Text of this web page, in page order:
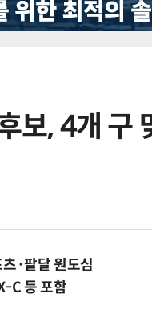
보, 4개
·팔달 원도심
C 등 포함